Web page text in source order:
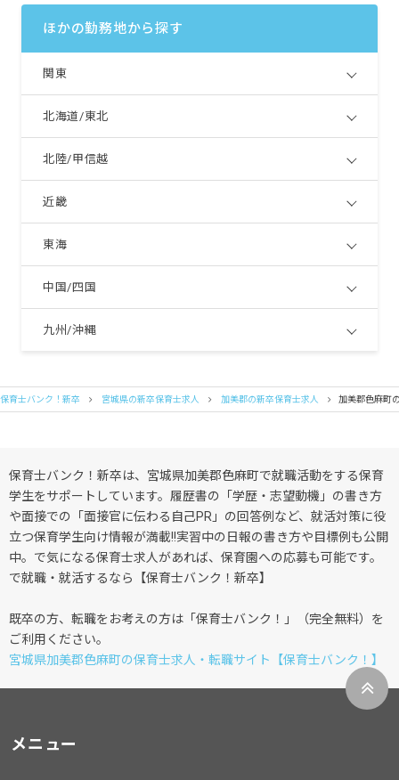
ほかの勤務地から探す
関東
北海道/東北
北陸/甲信越
近畿
東海
中国/四国
九州/沖縄
保育士バンク！新卒 宮城県の新卒保育士求人 加美郡の新卒保育士求人 加美郡色麻町
保育士バンク！新卒は、宮城県加美郡色麻町で就職活動をする保育
学生をサポートしています。履歴書の「学歴・志望動機」の書き方
や面接での「面接官に伝わる自己PR」の回答例など、就活対策に役
立つ保育学生向け情報が満載!!実習中の日報の書き方や目標例も公開
中。で気になる保育士求人があれば、保育園への応募も可能です。
で就職・就活するなら【保育士バンク！新卒】
既卒の方、転職をお考えの方は「保育士バンク！」（完全無料）を
ご利用ください。
宮城県加美郡色麻町の保育士求人・転職サイト【保育士バンク！】
メニュー